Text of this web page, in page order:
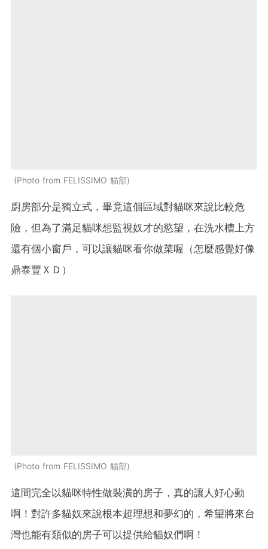
Photo from FELISSIMO 貓部
廚房部分是獨立式，畢竟這個區域對貓咪來說比較危
險，但為了滿足貓咪想監視奴才的慾望，在洗水槽上方
還有個小窗戶，可以讓貓咪看你做菜喔（怎麼感覺好像
鼎泰豐ＸＤ）
Photo from FELISSIMO 貓部
這間完全以貓咪特性做裝潢的房子，真的讓人好心動
啊！對許多貓奴來說根本超理想和夢幻的，希望將來台
灣也能有類似的房子可以提供給貓奴們啊！